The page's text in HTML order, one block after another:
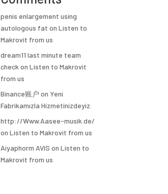
penis enlargement using
autologous fat onListen to
Makrovit from us
dream11 last minute team
check onListen to Makrovit
from us
Binance账户 on Yeni
Fabrikamızla Hizmetinizdeyiz.
http://Www.Aasee-musik.de/
onListen to Makrovit from us
Aiyaphorm AVIS onListen to
Makrovit from us